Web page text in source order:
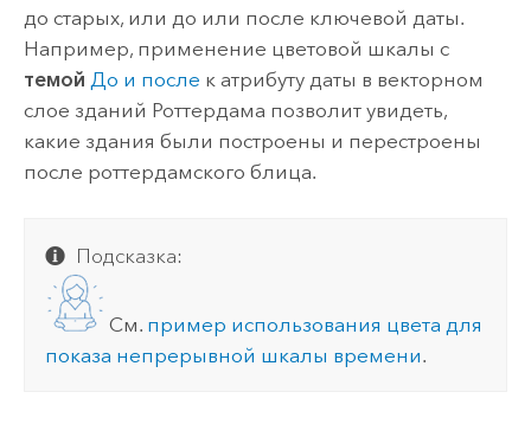
до старых, или до или после ключевой даты.
Например, применение цветовой шкалы с
темой До и после к атрибуту даты в векторном
слое зданий Роттердама позволит увидеть,
какие здания были построены и перестроены
после роттердамского блица.
Подсказка:
См. пример использования цвета для
показа непрерывной шкалы времени.